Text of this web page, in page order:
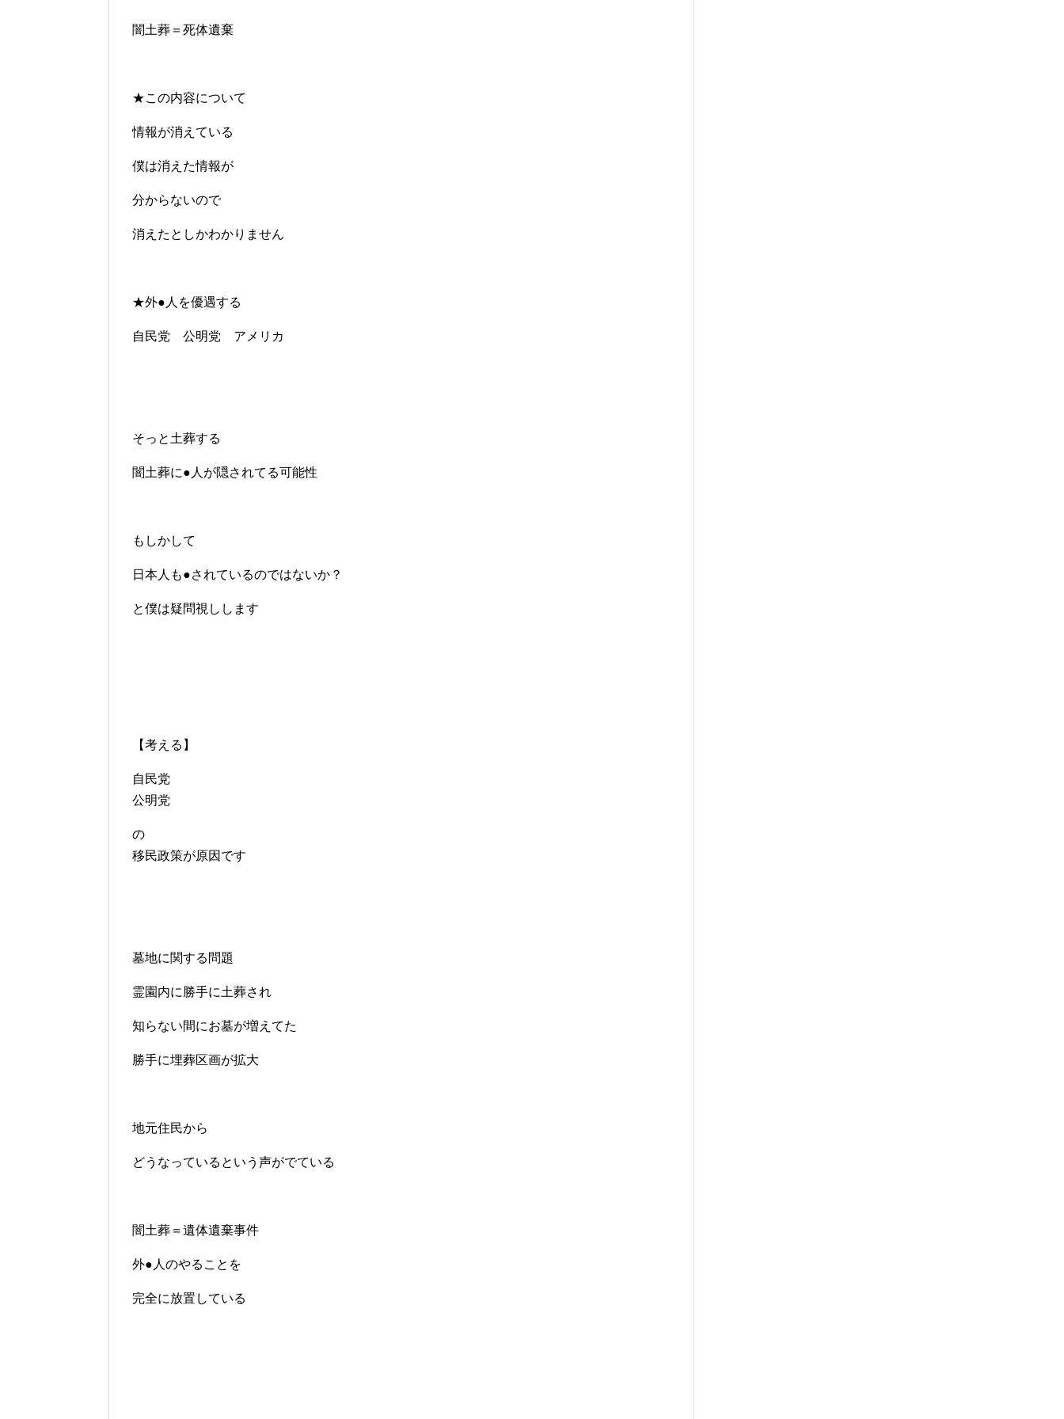
闇土葬＝死体遺棄
★この内容について
情報が消えている
僕は消えた情報が
分からないので
消えたとしかわかりません
★外●人を優遇する
自民党 公明党 アメリカ
そっと土葬する
闇土葬に●人が隠されてる可能性
もしかして
日本人も●されているのではないか？
と僕は疑問視しします
【考える】
自民党
公明党
の
移民政策が原因です
墓地に関する問題
霊園内に勝手に土葬され
知らない間にお墓が増えてた
勝手に埋葬区画が拡大
地元住民から
どうなっているという声がでている
闇土葬＝遺体遺棄事件
外●人のやることを
完全に放置している